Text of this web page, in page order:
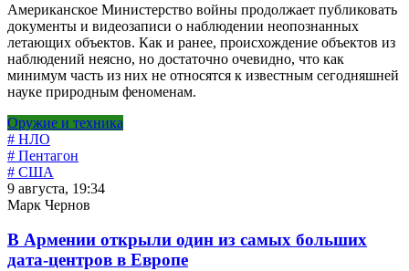
Американское Министерство войны продолжает публиковать
документы и видеозаписи о наблюдении неопознанных
летающих объектов. Как и ранее, происхождение объектов из
наблюдений неясно, но достаточно очевидно, что как
минимум часть из них не относятся к известным сегодняшней
науке природным феноменам.
Оружие и техника
# НЛО
# Пентагон
# США
9 августа, 19:34
Марк Чернов
В Армении открыли один из самых больших
дата-центров в Европе